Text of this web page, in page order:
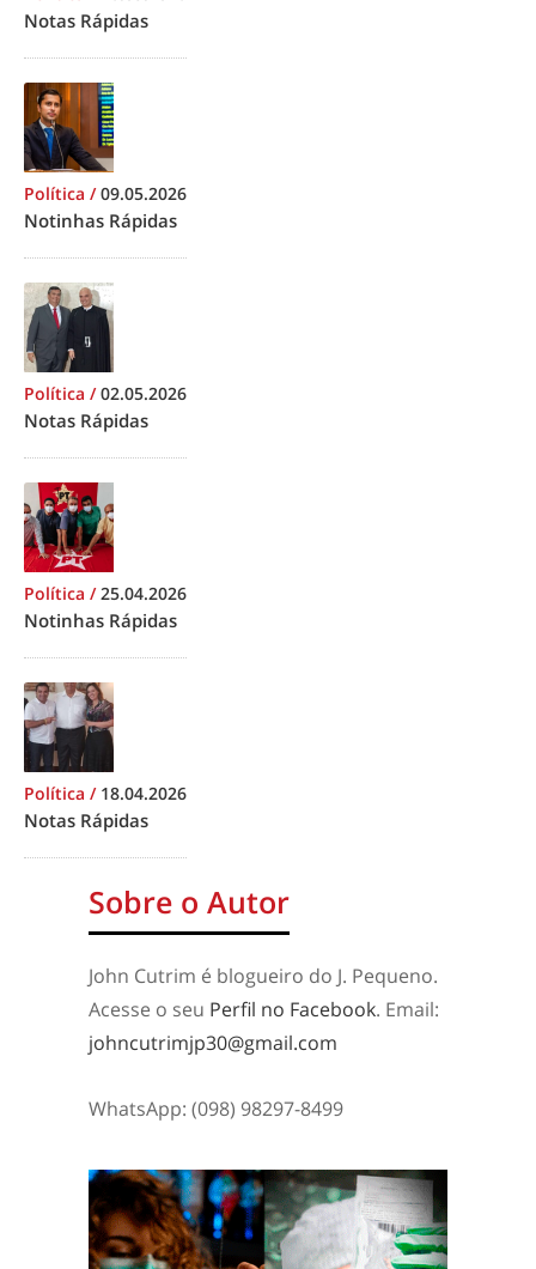
Notas Rápidas
Política /09.05.2026
Notinhas Rápidas
Política /02.05.2026
Notas Rápidas
Política /25.04.2026
Notinhas Rápidas
Política / 18.04.2026
Notas Rápidas
Sobre o Autor
John Cutrim é blogueiro do J. Pequeno.
Acesse o seu Perfil no Facebook. Email:
johncutrimjp30@gmail.com
WhatsApp: (098) 98297-8499